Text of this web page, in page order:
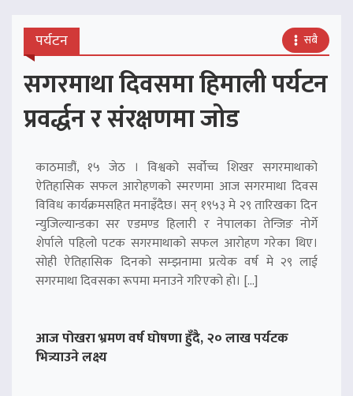
पर्यटन सबै
सगरमाथा दिवसमा हिमाली पर्यटन
प्रवर्द्धन र संरक्षणमा जोड
काठमाडौं, १५ जेठ । विश्वको सर्वोच्च शिखर सगरमाथाको
ऐतिहासिक सफल आरोहणको स्मरणमा आज सगरमाथा दिवस
विविध कार्यक्रमसहित मनाइँदैछ। सन् १९५३ मे २९ तारिखका दिन
न्युजिल्यान्डका सर एडमण्ड हिलारी र नेपालका तेन्जिङ नोर्गे
शेर्पाले पहिलो पटक सगरमाथाको सफल आरोहण गरेका थिए।
सोही ऐतिहासिक दिनको सम्झनामा प्रत्येक वर्ष मे २९ लाई
सगरमाथा दिवसका रूपमा मनाउने गरिएको हो। […]
आज पोखरा भ्रमण वर्ष घोषणा हुँदै, २० लाख पर्यटक
भित्र्याउने लक्ष्य